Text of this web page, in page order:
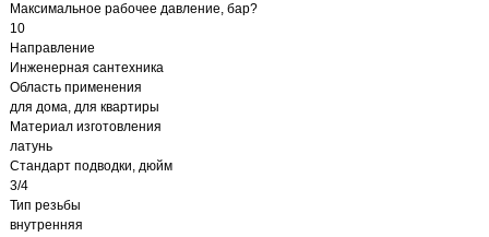
Максимальное рабочее давление, бар?
10
Направление
Инженерная сантехника
Область применения
для дома, для квартиры
Материал изготовления
латунь
Стандарт подводки, дюйм
3/4
Тип резьбы
внутренняя